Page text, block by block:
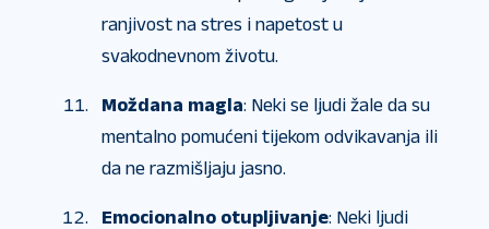
ranjivost na stres i napetost u
svakodnevnom životu.
Moždana magla: Neki se ljudi žale da su
mentalno pomućeni tijekom odvikavanja ili
da ne razmišljaju jasno.
Emocionalno otupljivanje: Neki ljudi